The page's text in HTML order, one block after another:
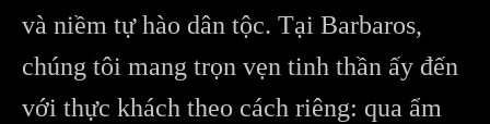
và niềm tự hào dân tộc. Tại Barbaros,
chúng tôi mang trọn vẹn tinh thần ấy đến
với thực khách theo cách riêng: qua ẩm